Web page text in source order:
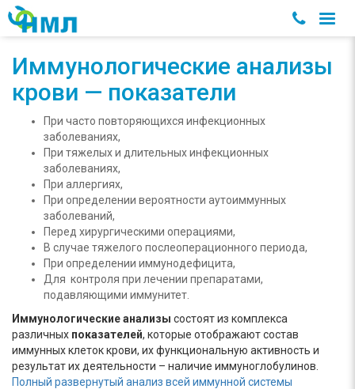
Иммунологические анализы
крови — показатели
При часто повторяющихся инфекционных
заболеваниях,
При тяжелых и длительных инфекционных
заболеваниях,
При аллергиях,
При определении вероятности аутоиммунных
заболеваний,
Перед хирургическими операциями,
В случае тяжелого послеоперационного периода,
При определении иммунодефицита,
Для контроля при лечении препаратами,
подавляющими иммунитет.
Иммунологическиеанализы состоят из комплекса
различных показателей, которые отображают состав
иммунных клеток крови, их функциональную активность и
результат их деятельности – наличие иммуноглобулинов.
Полный развернутый анализ всей иммунной системы